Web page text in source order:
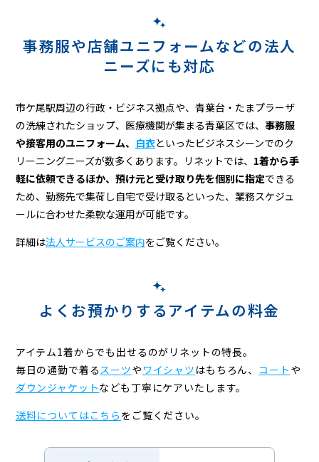
事務服や店舗ユニフォームなどの法人
ニーズにも対応
市ケ尾駅周辺の行政・ビジネス拠点や、青葉台・たまプラーザ
の洗練されたショップ、医療機関が集まる青葉区では、 事務服
や接客用のユニフォーム、 白衣といったビジネスシーンでのク
リーニングニーズが数多くあります。リネットでは、 1着から手
軽に依頼できるほか、預け元と受け取り先を個別に指定できる
ため、勤務先で集荷し自宅で受け取るといった、業務スケジュ
ールに合わせた柔軟な運用が可能です。
詳細は法人サービスのご案内をご覧ください。
よくお預かりするアイテムの料金
アイテム1着からでも出せるのがリネットの特長。
毎日の通勤で着る スーツやワイシャツ はもちろん、 コート や
ダウンジャケットなども 丁寧にケアいたします。
送料についてはこちら をご覧ください。